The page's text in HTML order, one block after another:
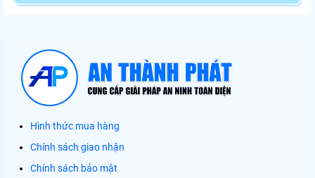
Hình thức mua hàng
Chính sách giao nhận
Chính sách bảo mật